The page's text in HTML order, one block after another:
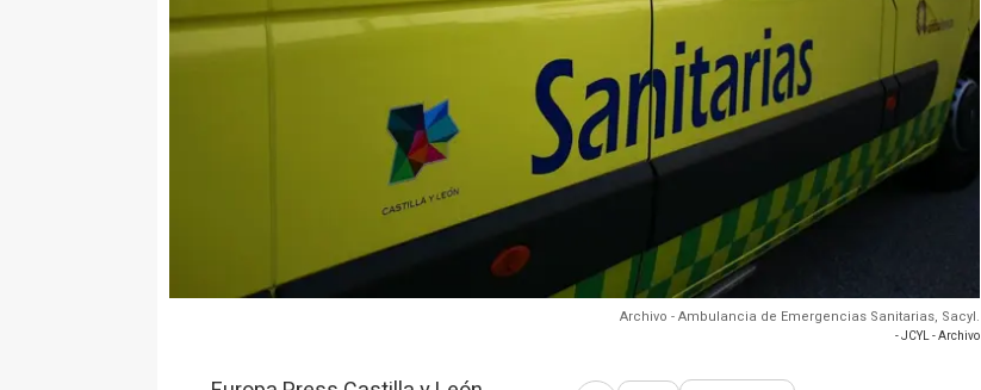
Archivo - Ambulancia de Emergencias Sanitarias, Sacyl.
- JCYL - Archivo